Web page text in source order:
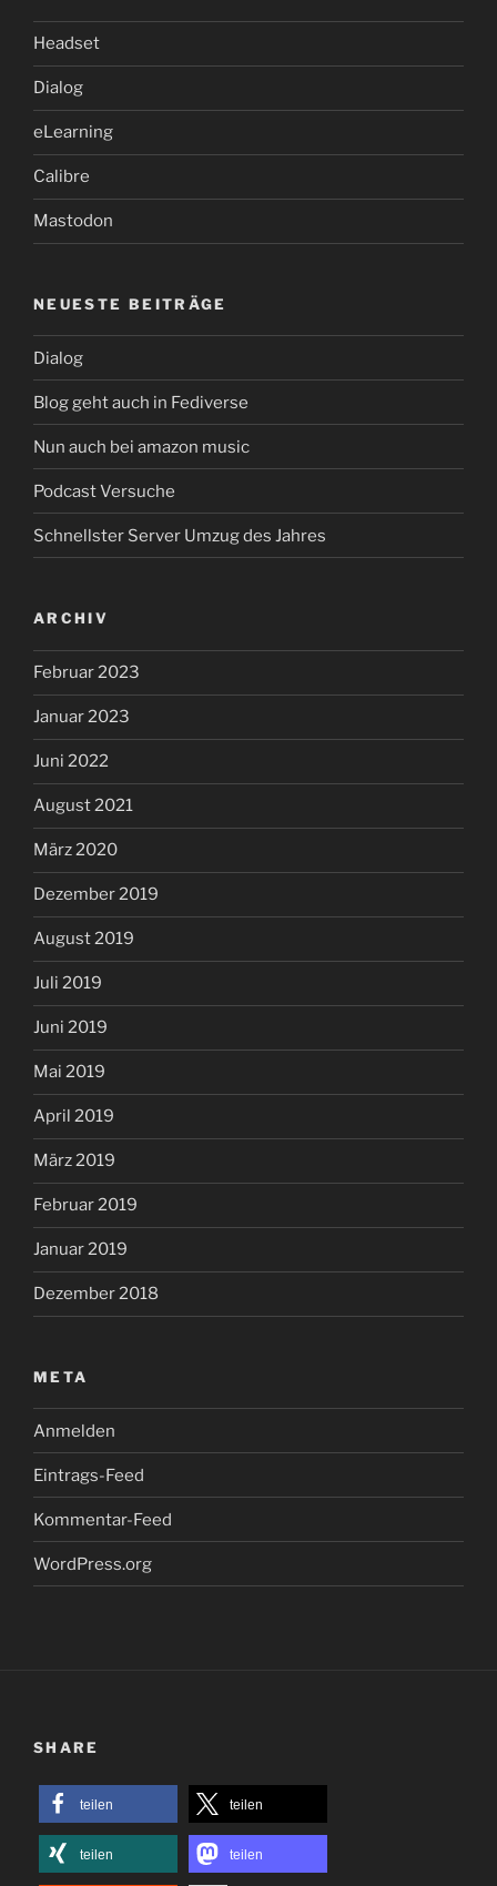
Headset
Dialog
eLearning
Calibre
Mastodon
NEUESTE BEITRÄGE
Dialog
Blog geht auch in Fediverse
Nun auch bei amazon music
Podcast Versuche
Schnellster Server Umzug des Jahres
ARCHIV
Februar 2023
Januar 2023
Juni 2022
August 2021
März 2020
Dezember 2019
August 2019
Juli 2019
Juni 2019
Mai 2019
April 2019
März 2019
Februar 2019
Januar 2019
Dezember 2018
META
Anmelden
Eintrags-Feed
Kommentar-Feed
WordPress.org
SHARE
teilen teilen
teilen teilen